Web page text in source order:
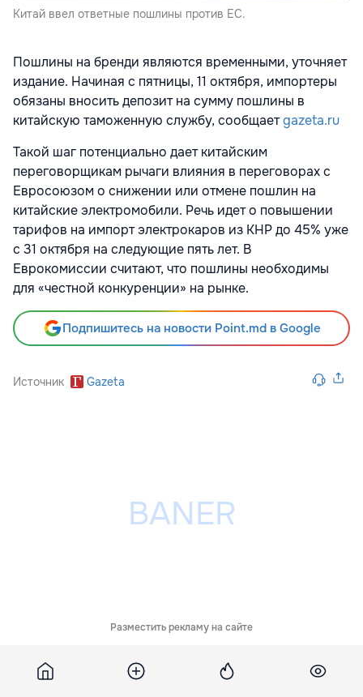
Китай ввел ответные пошлины против ЕС.
Пошлины на бренди являются временными, уточняет
издание. Начиная с пятницы, 11 октября, импортеры
обязаны вносить депозит на сумму пошлины в
китайскую таможенную службу, сообщаетgazeta.ru
Такой шаг потенциально дает китайским
переговорщикам рычаги влияния в переговорах с
Евросоюзом о снижении или отмене пошлин на
китайские электромобили. Речь идет о повышении
тарифов на импорт электрокаров из КНР до 45% уже
с 31 октября на следующие пять лет. В
Еврокомиссии считают, что пошлины необходимы
для «честной конкуренции» на рынке.
Подпишитесь на новости Point.md в Google
Источник Gazeta
Разместить рекламу на сайте